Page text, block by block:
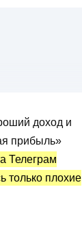
доход и
прибыль»
Телеграм
только плохие